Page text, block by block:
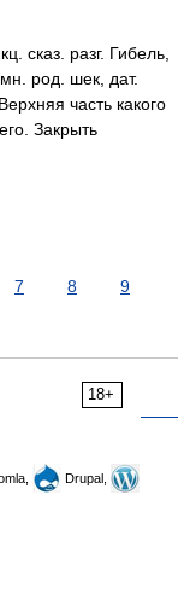
сказ. разг. Гибель,
род. шек, дат.
часть какого
Закрыть
7 8
9
18+
Drupal,